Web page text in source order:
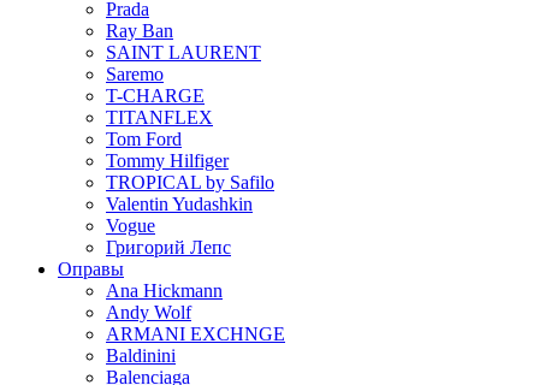
Prada
Ray Ban
SAINT LAURENT
Saremo
T-CHARGE
TITANFLEX
Tom Ford
Tommy Hilfiger
TROPICAL by Safilo
Valentin Yudashkin
Vogue
Григорий Лепс
Оправы
Ana Hickmann
Andy Wolf
ARMANI EXCHNGE
Baldinini
Balenciaga